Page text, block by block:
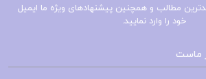
زندگی ایروینگ استون
مطالب و همچنین پیشنهادهای ویژه ما ایمیل
خود را وارد نمایید.
ماست